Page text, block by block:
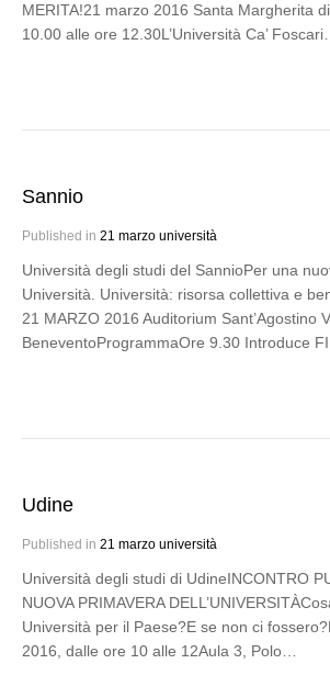
MERITA!21 marzo 2016 Santa Margherita
10.00 alle ore 12.30L’Università Ca’ Foscari…
Sannio
Published in 21 marzo università
Università degli studi del SannioPer una
Università. Università: risorsa collettiva e
21 MARZO 2016 Auditorium Sant’Agostino
BeneventoProgrammaOre 9.30 Introduce
Udine
Published in 21 marzo università
Università degli studi di UdineINCONTRO
NUOVA PRIMAVERA
Università per il Paese?E se non ci
2016, dalle ore 10 alle 12Aula 3, Polo…